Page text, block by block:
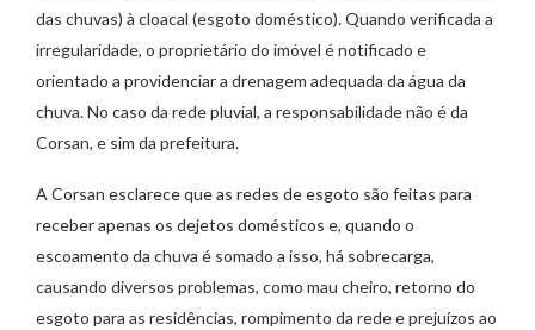
das chuvas) à cloacal (esgoto doméstico). Quando verificada a
irregularidade, o proprietário do imóvel é notificado e
orientado a providenciar a drenagem adequada da água da
chuva. No caso da rede pluvial, a responsabilidade não é da
Corsan, e sim da prefeitura.
A Corsan esclarece que as redes de esgoto são feitas para
receber apenas os dejetos domésticos e, quando o
escoamento da chuva é somado a isso, há sobrecarga,
causando diversos problemas, como mau cheiro, retorno do
esgoto para as residências, rompimento da rede e prejuízos ao